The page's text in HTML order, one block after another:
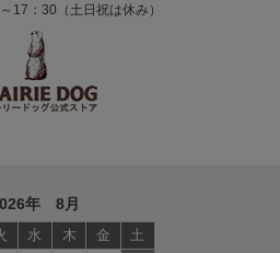
17：30（土日祝は休み）
年 8月
水 木 金
土